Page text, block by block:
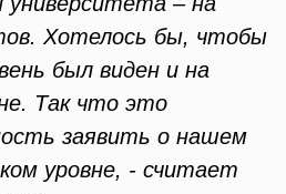
Хотелось бы, чтобы
был виден и на
Так что это
заявить о нашем
уровне, - считает